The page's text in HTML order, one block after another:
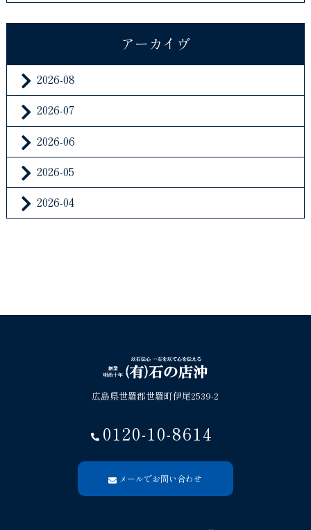
アーカイヴ
2026-08
2026-07
2026-06
2026-05
2026-04
広島県世羅郡世羅町伊尾2539-2
0120-10-8614
メールでお問い合わせ